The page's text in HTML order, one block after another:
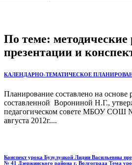
По теме: методические
презентации и
КАЛЕНДАРНО-ТЕМАТИЧЕСКОЕ
Планирование составлено на основе
составленной Ворониной Н.Г.,
педагогическом совете МБОУ СОШ
августа 2012г....
Конспект урока Бузулуцкой Лидии Васильевны
№ 41 Дзержинского района г. Волгограда Тема